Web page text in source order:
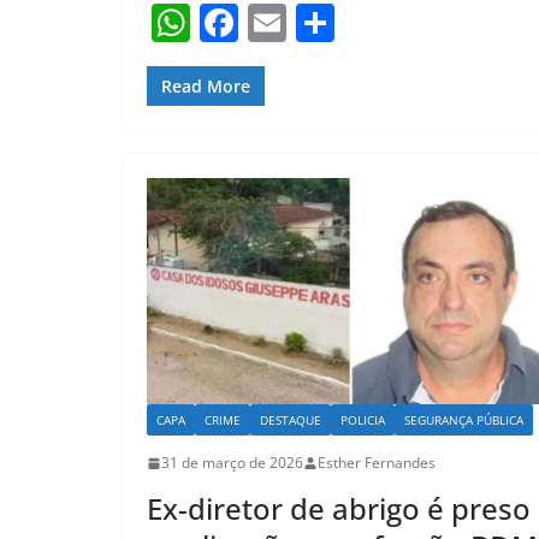
W
h
at
A
p
p
F
a
c
b
o
o
k
E
Read More
CAPA CRIME DESTAQUE POLICIA SEGURANÇA PÚBLICA
31 de março de 2026 Esther Fernandes
Ex-diretor de abrigo é preso